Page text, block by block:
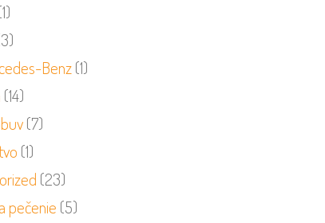
Benz(1)
(14)
(7)
(1)
(23)
pečenie (5)